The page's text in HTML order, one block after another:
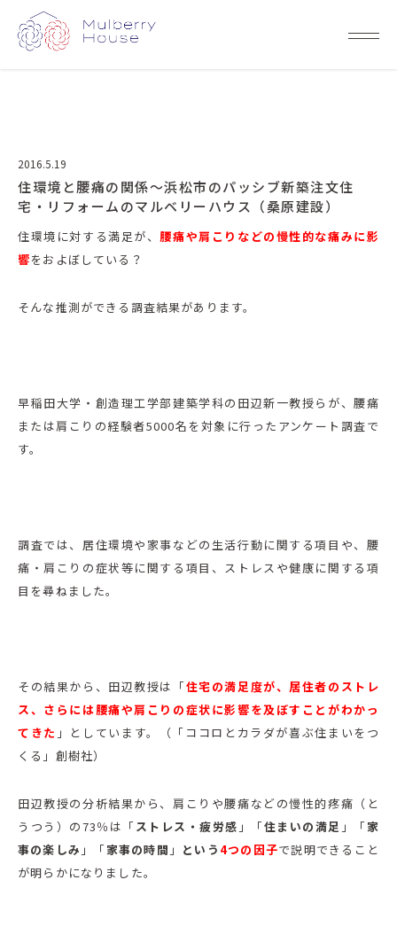
2016.5.19
住環境と腰痛の関係～浜松市のパッシブ新築注文住
宅・リフォームのマルベリーハウス（桑原建設）
住環境に対する満足が、腰痛や肩こりなどの慢性的な痛みに影
響をおよぼしている？
そんな推測ができる調査結果があります。
早稲田大学・創造理工学部建築学科の田辺新一教授らが、腰痛
または肩こりの経験者5000名を対象に行ったアンケート調査で
す。
調査では、居住環境や家事などの生活行動に関する項目や、腰
痛・肩こりの症状等に関する項目、ストレスや健康に関する項
目を尋ねました。
その結果から、田辺教授は「住宅の満足度が、居住者のストレ
ス、さらには腰痛や肩こりの症状に影響を及ぼすことがわかっ
てきた 」としています。（「ココロとカラダが喜ぶ住まいをつ
くる」創樹社）
田辺教授の分析結果から、肩こりや腰痛などの慢性的疼痛（と
うつう）の73％は「ストレス・疲労感 」「住まいの満足 」「家
事の楽しみ 」「家事の時間 」 という 4つの因子で説明できること
が明らかになりました。